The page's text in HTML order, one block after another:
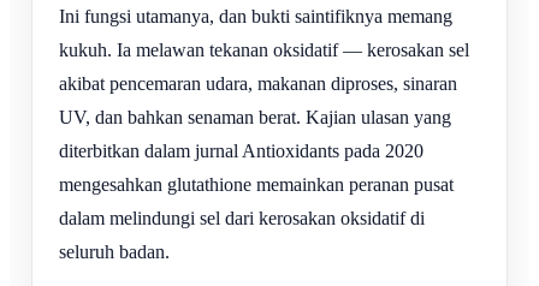
Ini fungsi utamanya, dan bukti saintifiknya memang
kukuh. Ia melawan tekanan oksidatif — kerosakan sel
akibat pencemaran udara, makanan diproses, sinaran
UV, dan bahkan senaman berat. Kajian ulasan yang
diterbitkan dalam jurnal Antioxidants pada 2020
mengesahkan glutathione memainkan peranan pusat
dalam melindungi sel dari kerosakan oksidatif di
seluruh badan.